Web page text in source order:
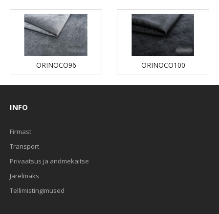
ORINOCO96 ORINOCO100
INFO
Firmast
Transport
Privaatsus ja andmekaitse
Järelmaks
Tellimistingimused